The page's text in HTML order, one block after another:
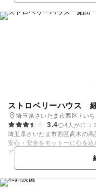
0分食べ放題♪ 高設栽培だから
性の良いコンデンスミルクも
し、練乳をかけて食べるも良
す。 【いちご狩り情報】 例
ストロベリーハウス
埼玉県さいたま市西区 / いち
3.4
4人が口コ
埼玉県さいたま市西区高木の
安心・安全をモットーに心を
アクセス良好で、新しく出来
す。 40年以上トマト栽培をし
ーツトマト・大玉トマトも3月～
せ 2026年のいちご狩り、いちご販売は終了しました。 たくさんのお客様
にご利用いただきありがとうございました。 埼玉県